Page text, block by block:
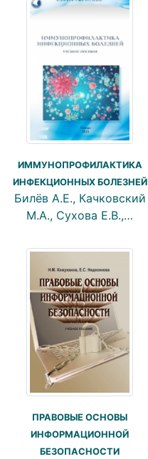
ИММУНОПРОФИЛАКТИКА
ИНФЕКЦИОННЫХ БОЛЕЗНЕЙ
Билёв А.Е., Качковский
М.А., Сухова Е.В.,…
ПРАВОВЫЕ ОСНОВЫ
ИНФОРМАЦИОННОЙ
БЕЗОПАСНОСТИ